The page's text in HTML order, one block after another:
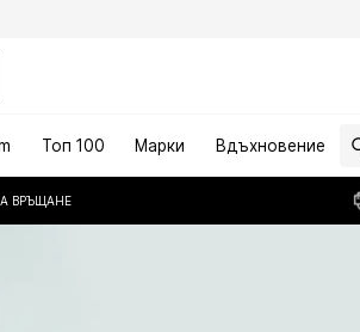
Топ 100 Марки Вдъхновение
ВРЪЩАНЕ